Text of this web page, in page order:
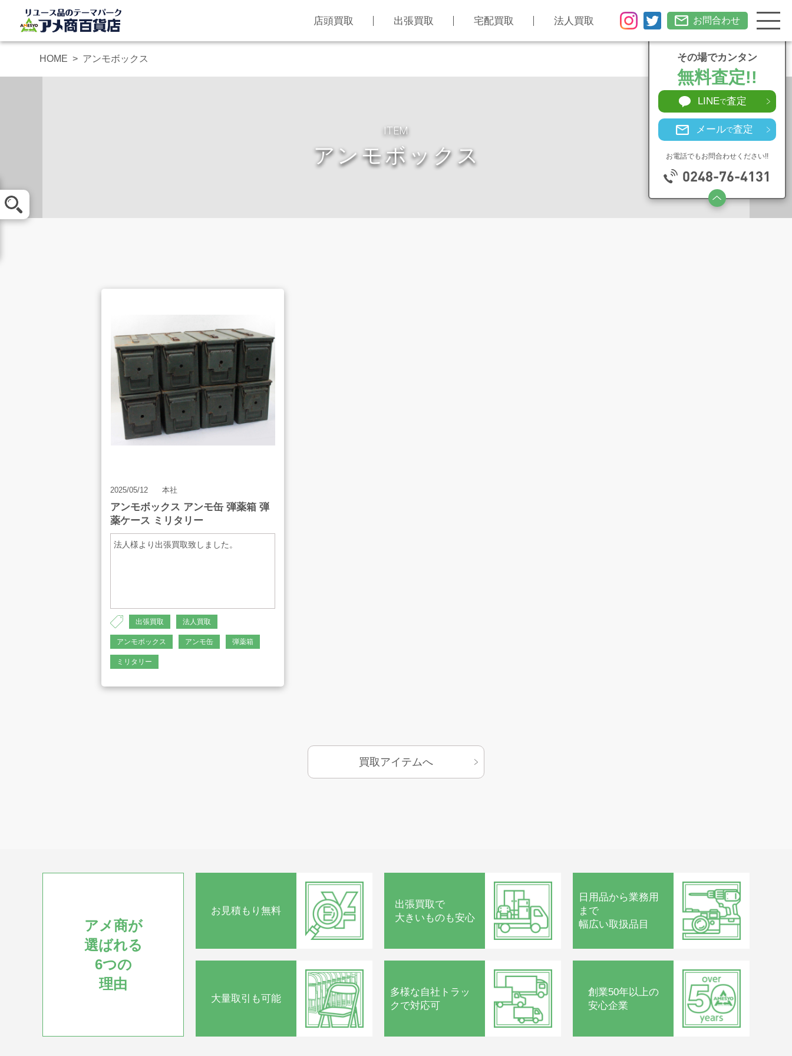
店頭買取 出張買取 宅配買取 法人買取 お問合わせ
店舗案内
お知らせ
お問合せ
プライバシーポリシー 古物営業法に基づく表示
その場でカンタン
無料査定!!
LINEで査定
メールで査定
お電話でもお問合わせください!!
0248-76-4131
HOME アンモボックス
ITEM
アンモボックス
2025/05/12 本社
アンモボックス アンモ缶 弾薬箱 弾
薬ケース ミリタリー
法人様より出張買取致しました。
出張買取 法人買取
アンモボックス アンモ缶 弾薬箱
ミリタリー
買取アイテムへ
アメ商が
選ばれる
6つの
理由
お見積もり無料
出張買取で
大きいものも安心
日用品から業務用
まで
幅広い取扱品目
大量取引も可能
多様な自社トラッ
クで対応可
創業50年以上の
安心企業